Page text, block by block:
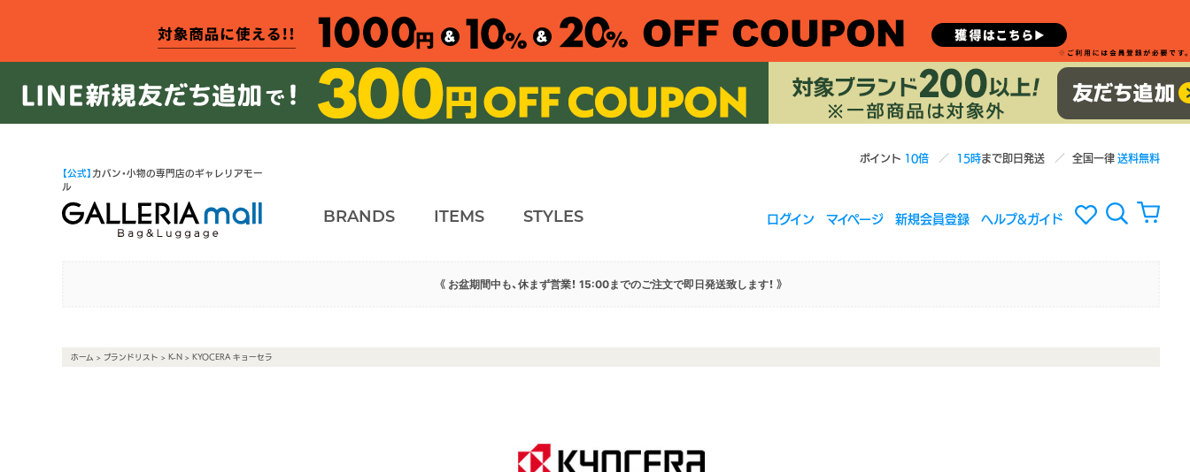
ポイント 10倍 15時まで即日発送 全国一律送料無料
【公式】 カバン・小物の専門店のギャレリアモー
ル
BRANDS ITEMS STYLES ログイン マイページ 新規会員登録 ヘルプ&ガイド
《 お盆期間中も、休まず営業！ 15:00までのご注文で即日発送致します！ 》
ホーム > ブランドリスト > K-N > KYOCERA キョーセラ